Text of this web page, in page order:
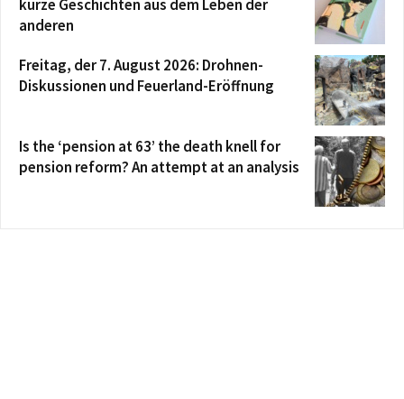
kurze Geschichten aus dem Leben der
anderen
Freitag, der 7. August 2026: Drohnen-
Diskussionen und Feuerland-Eröffnung
Is the ‘pension at 63’ the death knell for
pension reform? An attempt at an analysis